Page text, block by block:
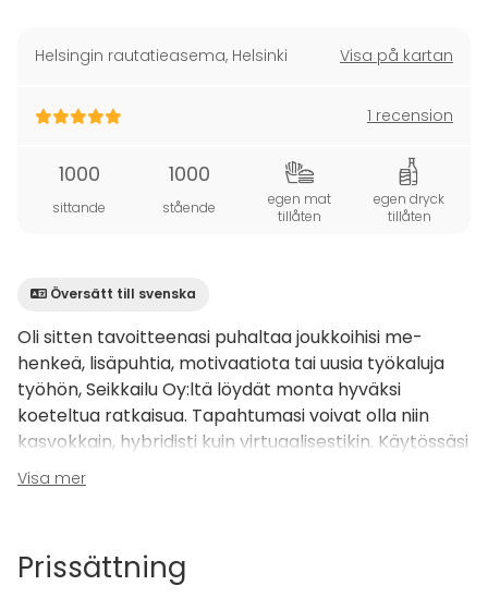
Helsingin rautatieasema, Helsinki Visa på kartan
1 recension
1000
sittande
1000
stående
egen mat
tillåten
egen dryck
tillåten
Översätt till svenska
Oli sitten tavoitteenasi puhaltaa joukkoihisi me-
henkeä, lisäpuhtia, motivaatiota tai uusia työkaluja
työhön, Seikkailu Oy:ltä löydät monta hyväksi
koeteltua ratkaisua. Tapahtumasi voivat olla niin
kasvokkain, hybridisti kuin virtuaalisestikin. Käytössäsi
on lähes 200 tiimiaktiviteetin monipuolinen valikoima,
josta autamme mielellämme löytämään tarpeisiinne
Yrityksesi tärkeiden arvojen tai visioiden
Visa mer
Prissättning